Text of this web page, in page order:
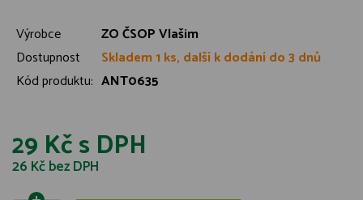
Výrobce
ZO ČSOP Vlašim
Dostupnost
Skladem 1 ks, další k dodání do 3 dnů
Kód produktu: ANT0635
29 Kčs DPH
26 Kčbez DPH